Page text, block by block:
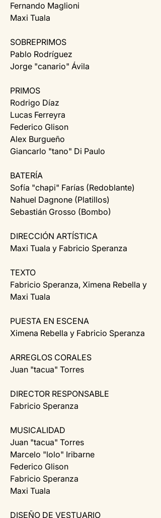
Fernando Maglioni
Maxi Tuala
SOBREPRIMOS
Pablo Rodríguez
Jorge "canario" Ávila
PRIMOS
Rodrigo Díaz
Lucas Ferreyra
Federico Glison
Alex Burgueño
Giancarlo "tano" Di Paulo
BATERÍA
Sofía "chapi" Farías (Redoblante)
Nahuel Dagnone (Platillos)
Sebastián Grosso (Bombo)
DIRECCIÓN ARTÍSTICA
Maxi Tuala y Fabricio Speranza
TEXTO
Fabricio Speranza, Ximena Rebella y
Maxi Tuala
PUESTA EN ESCENA
Ximena Rebella y Fabricio Speranza
ARREGLOS CORALES
Juan "tacua" Torres
DIRECTOR RESPONSABLE
Fabricio Speranza
MUSICALIDAD
Juan "tacua" Torres
Marcelo "lolo" Iribarne
Federico Glison
Fabricio Speranza
Maxi Tuala
DISEÑO DE VESTUARIO